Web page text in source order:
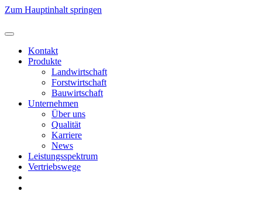
Zum Hauptinhalt springen
Kontakt
Produkte
Landwirtschaft
Forstwirtschaft
Bauwirtschaft
Unternehmen
Über uns
Qualität
Karriere
News
Leistungsspektrum
Vertriebswege